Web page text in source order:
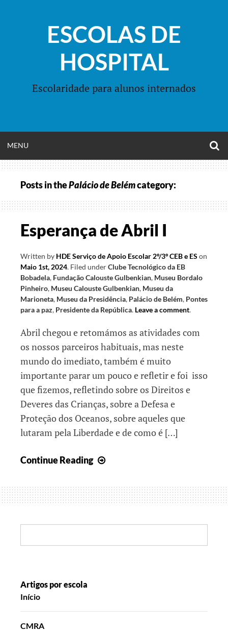
ESCOLAS DE
HOSPITAL
Escolaridade para alunos internados
MENU
MENU
Posts in thePalácio de Belémcategory:
Esperança de Abril I
Written by HDE Serviço de Apoio Escolar 2º/3º CEB e ES on
Maio 1st, 2024. Filed underClube Tecnológico da EB
Bobadela, Fundação Calouste Gulbenkian, Museu Bordalo
Pinheiro, Museu Calouste Gulbenkian, Museu da
Marioneta, Museu da Presidência, Palácio de Belém, Pontes
para a paz, Presidente da República. Leave a comment.
Abril chegou e retomámos as atividades com
os nossos parceiros habituais, mas neste
mundo do imediato, também é muito
importante parar um pouco e refletir e foi isso
que fizemos, refletindo sobre os Direitos e
Deveres das Crianças, sobre a Defesa e
Proteção dos Oceanos, sobre aqueles que
lutaram pela Liberdade e de como é […]
Continue Reading
Abril
I
Artigos por escola
Início
CMRA